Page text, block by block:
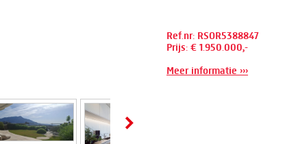
Ref.nr: RSOR5388847
Prijs: € 1.950.000,-
Meer informatie ›››